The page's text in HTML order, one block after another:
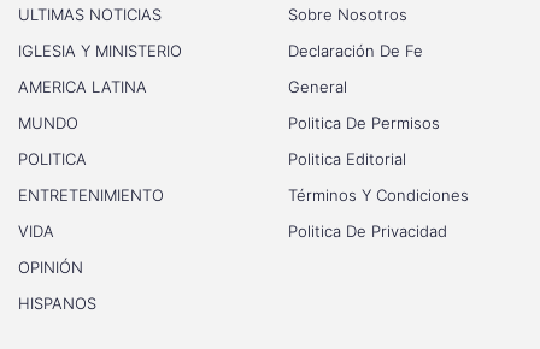
ULTIMAS NOTICIAS
IGLESIA Y MINISTERIO
AMERICA LATINA
MUNDO
POLITICA
ENTRETENIMIENTO
VIDA
OPINIÓN
HISPANOS
Sobre Nosotros
Declaración De Fe
General
Politica De Permisos
Politica Editorial
Términos Y Condiciones
Politica De Privacidad